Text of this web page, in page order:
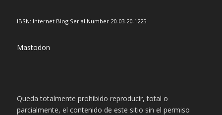
IBSN: Internet Blog Serial Number 20-03-20-1225
Mastodon
Queda totalmente prohibido reproducir, total o
parcialmente, el contenido de este sitio sin el permiso